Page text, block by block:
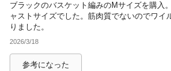
ブラックのバスケット編みのMサイズを購入
ャストサイズでした。筋肉質でないのでワイ
りました。
2026/3/18
参考になった